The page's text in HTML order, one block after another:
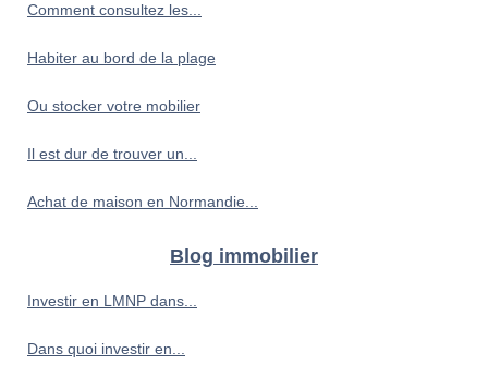
Comment consultez les...
Habiter au bord de la plage
Ou stocker votre mobilier
Il est dur de trouver un...
Achat de maison en Normandie...
Blog immobilier
Investir en LMNP dans...
Dans quoi investir en...